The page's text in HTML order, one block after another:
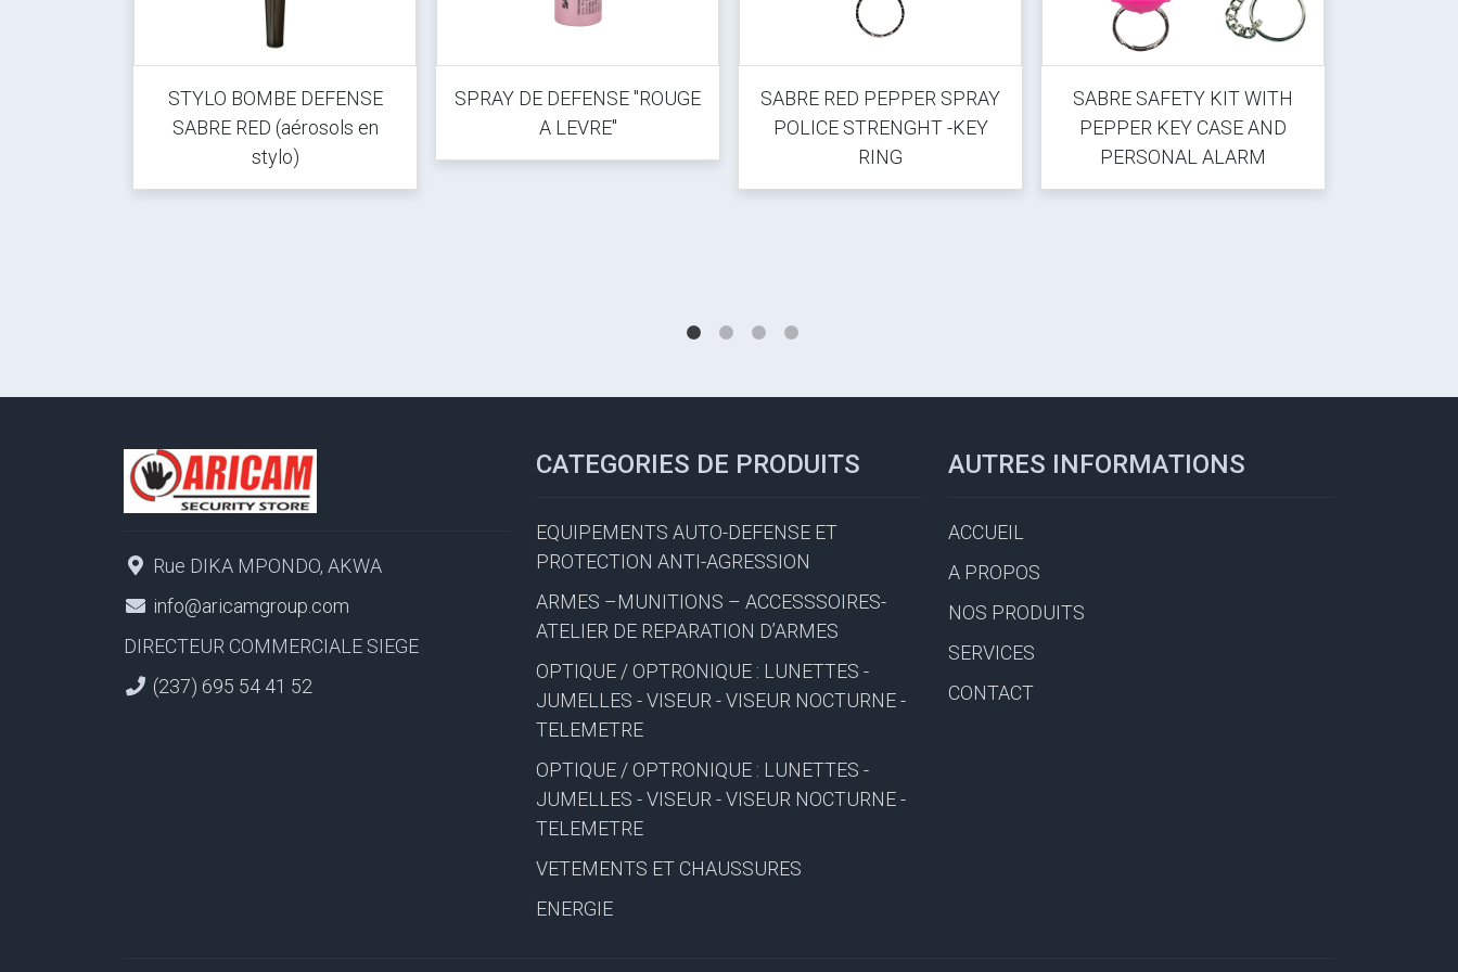
STYLO BOMBE DEFENSE
SABRE RED (aérosols en
stylo)
SPRAY DE DEFENSE "ROUGE
A LEVRE"
SABRE RED PEPPER SPRAY
POLICE STRENGHT -KEY
RING
SABRE SAFETY KIT WITH
PEPPER KEY CASE AND
PERSONAL ALARM
Rue DIKA MPONDO, AKWA
info@aricamgroup.com
DIRECTEUR COMMERCIALE SIEGE
(237) 695 54 41 52
CATEGORIES DE PRODUITS
EQUIPEMENTS AUTO-DEFENSE ET
PROTECTION ANTI-AGRESSION
ARMES –MUNITIONS – ACCESSSOIRES-
ATELIER DE REPARATION D’ARMES
OPTIQUE / OPTRONIQUE : LUNETTES -
JUMELLES - VISEUR - VISEUR NOCTURNE -
TELEMETRE
OPTIQUE / OPTRONIQUE : LUNETTES -
JUMELLES - VISEUR - VISEUR NOCTURNE -
TELEMETRE
VETEMENTS ET CHAUSSURES
ENERGIE
AUTRES INFORMATIONS
ACCUEIL
A PROPOS
NOS PRODUITS
SERVICES
CONTACT